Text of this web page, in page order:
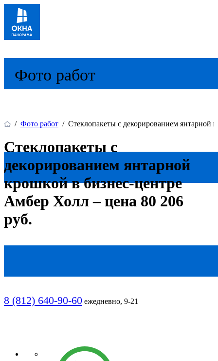
8 (812) 640-90-60 ежедневно, 9-21
Фото работ
/ Фото работ / Стеклопакеты с декорированием янтарной
Стеклопакеты с
декорированием янтарной
крошкой в бизнес-центре
Амбер Холл – цена 80 206
руб.